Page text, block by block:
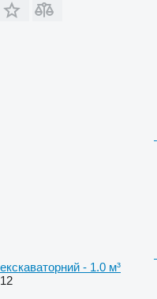
екскаваторний - 1.0 м³
12